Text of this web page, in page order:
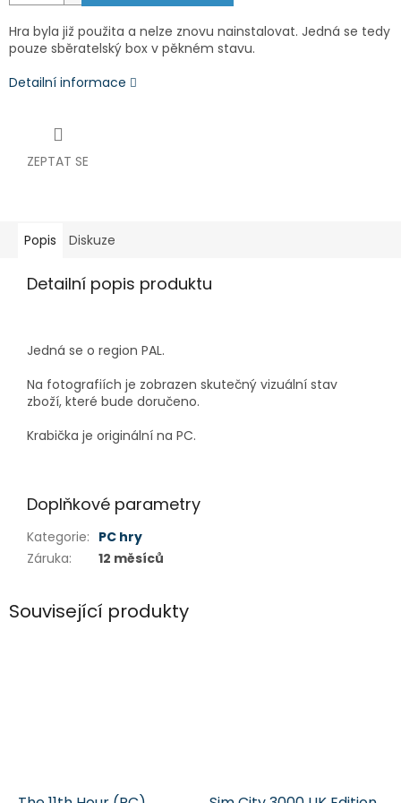
Hra byla již použita a nelze znovu nainstalovat. Jedná se tedy
pouze sběratelský box v pěkném stavu.
Detailní informace
ZEPTAT SE
Popis Diskuze
Detailní popis produktu
Jedná se o region PAL.
Na fotografiích je zobrazen skutečný vizuální stav
zboží, které bude doručeno.
Krabička je originální na PC.
Doplňkové parametry
Kategorie: PC hry
Záruka: 12 měsíců
Související produkty